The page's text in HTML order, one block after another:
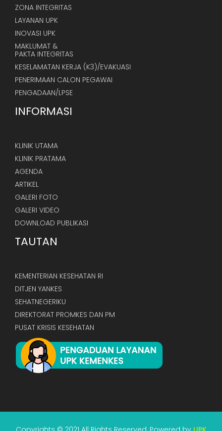
ZONA INTEGRITAS
LAYANAN UPK
INOVASI UPK
MAKLUMAT &
PAKTA INTEGRITAS
KESELAMATAN KERJA (K3)/EVAKUASI
PENERIMAAN CALON PEGAWAI
PENGADAAN/LPSE
INFORMASI
KLINIK UTAMA
KLINIK PRATAMA
AGENDA
ARTIKEL
GALERI FOTO
GALERI VIDEO
DOWNLOAD PUBLIKASI
TAUTAN
KEMENTERIAN KESEHATAN RI
DITJEN YANKES
SEHATNEGERIKU
DIREKTORAT PROMKES DAN PM
PUSAT KRISIS KESEHATAN